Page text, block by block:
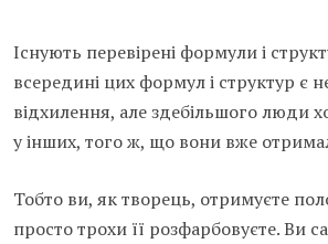
Існують перевірені формули і
всередині цих формул і структур є
відхилення, але здебільшого люди
у інших, того ж, що вони вже
Тобто ви, як творець, отримуєте
просто трохи її розфарбовуєте. Ви